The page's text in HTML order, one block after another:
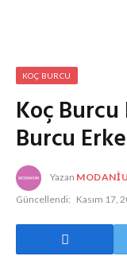
KOÇ BURCU
Koç Burcu
Burcu
Yazan
Güncellendi: Kasım 17,